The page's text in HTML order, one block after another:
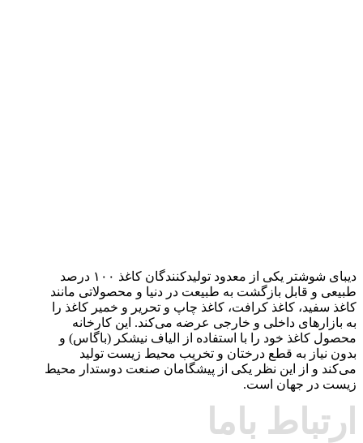
دیبای شوشتر یکی از معدود تولیدکنندگان کاغذ ۱۰۰ درصد
طبیعی و قابل بازگشت به طبیعت در دنیا و محصولاتی مانند
کاغذ سفید، کاغذ کرافت، کاغذ چاپ و تحریر و خمیر کاغذ را
به بازارهای داخلی و خارجی عرضه می‌کند. این کارخانه
محصول کاغذ خود را با استفاده از الیاف نیشکر (باگاس) و
بدون نیاز به قطع درختان و تخریب محیط زیست تولید
می‌کند و از این نظر یکی از پیشگامان صنعت دوستدار محیط
زیست در جهان است.
ارتباط باما